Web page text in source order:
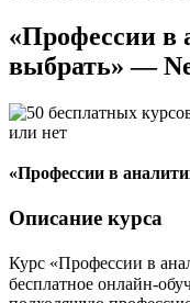
«Профессии в
выбрать» —
«Профессии в
Описание курса
Курс «Профессии в
бесплатное онлайн-